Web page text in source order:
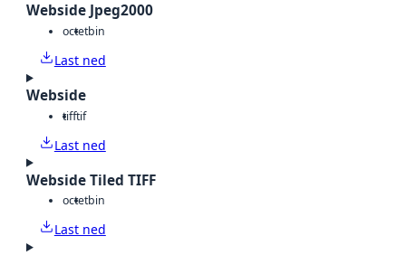
Webside Jpeg2000
octetbin
Last ned
Webside
tifftif
Last ned
Webside Tiled TIFF
octetbin
Last ned